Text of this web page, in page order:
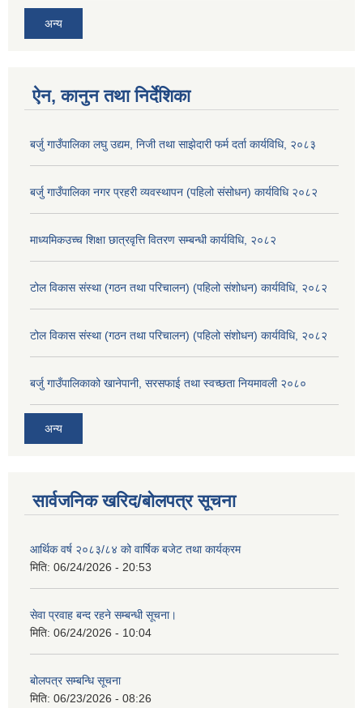
अन्य
ऐन, कानुन तथा निर्देशिका
बर्जु गाउँपालिका लघु उद्यम, निजी तथा साझेदारी फर्म दर्ता कार्यविधि, २०८३
बर्जु गाउँपालिका नगर प्रहरी व्यवस्थापन (पहिलो संसोधन) कार्यविधि २०८२
माध्यमिकउच्च शिक्षा छात्रवृत्ति वितरण सम्बन्धी कार्यविधि, २०८२
टोल विकास संस्था (गठन तथा परिचालन) (पहिलो संशोधन) कार्यविधि, २०८२
टोल विकास संस्था (गठन तथा परिचालन) (पहिलो संशोधन) कार्यविधि, २०८२
बर्जु गाउँपालिकाको खानेपानी, सरसफाई तथा स्वच्छता नियमावली २०८०
अन्य
सार्वजनिक खरिद/बोलपत्र सूचना
आर्थिक वर्ष २०८३/८४ को वार्षिक बजेट तथा कार्यक्रम
मिति: 06/24/2026 - 20:53
सेवा प्रवाह बन्द रहने सम्बन्धी सूचना।
मिति: 06/24/2026 - 10:04
बोलपत्र सम्बन्धि सूचना
मिति: 06/23/2026 - 08:26